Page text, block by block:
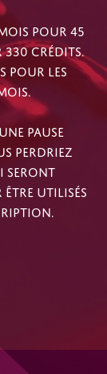
POUR 45
CRÉDITS.
POUR LES
PAUSE
PERDRIEZ
SERONT
UTILISÉS